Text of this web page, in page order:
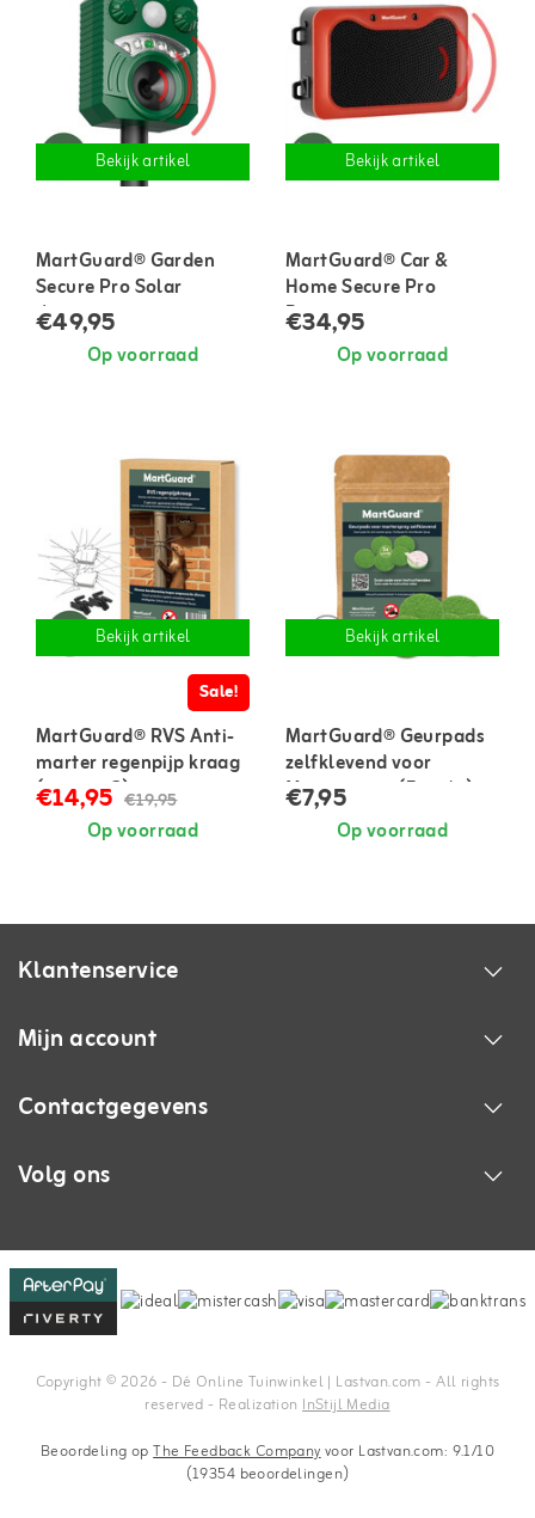
Bekijk artikel
MartGuard® Garden
Secure Pro Solar
dierenverjager voor
buiten
€49,95
Op voorraad
Bekijk artikel
MartGuard® Car &
Home Secure Pro
Battery marterverjager
voor in auto en huis
€34,95
Op voorraad
Bekijk artikel
Sale!
MartGuard® RVS Anti-
marter regenpijp kraag
(set van 2)
€14,95 €19,95
Op voorraad
Bekijk artikel
MartGuard® Geurpads
zelfklevend voor
Marterspray (5 stuks)
€7,95
Op voorraad
Klantenservice
Mijn account
Contactgegevens
Volg ons
Copyright © 2026 - Dé Online Tuinwinkel | Lastvan.com‎ - All rights
reserved - RealizationInStijl Media
Beoordeling opThe Feedback Companyvoor Lastvan.com: 9.1/10
(19354 beoordelingen)